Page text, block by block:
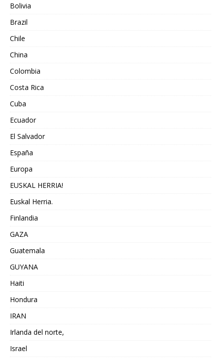
Bolivia
Brazil
Chile
China
Colombia
Costa Rica
Cuba
Ecuador
El Salvador
España
Europa
EUSKAL HERRIA!
Euskal Herria.
Finlandia
GAZA
Guatemala
GUYANA
Haiti
Hondura
IRAN
Irlanda del norte,
Israel